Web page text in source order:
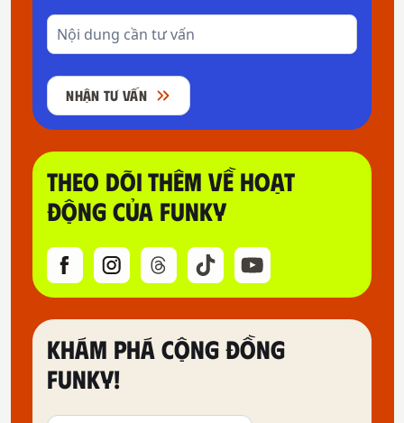
NHẬN TƯ VẤN
THEO DÕI THÊM VỀ HOẠT
ĐỘNG CỦA FUNKY
KHÁM PHÁ CỘNG ĐỒNG
FUNKY!